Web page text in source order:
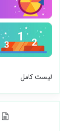
لیست کامل